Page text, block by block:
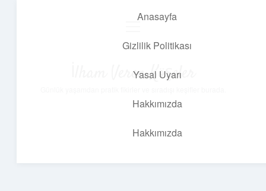
Anasayfa
Gizlilik Politikası
Yasal Uyarı
Hakkımızda
Hakkımızda
İlham Veren Köşeler